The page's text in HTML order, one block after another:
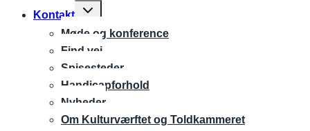
Kontakt
Expand
menu
Møde og konference
Find vej
Spisesteder
Handicapforhold
Nyheder
Om Kulturværftet og Toldkammeret